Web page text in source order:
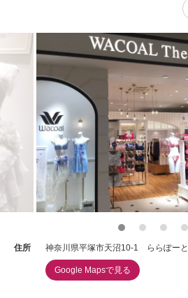
住所 神奈川県平塚市天沼10-1 ららぽー
Google Mapsで見る